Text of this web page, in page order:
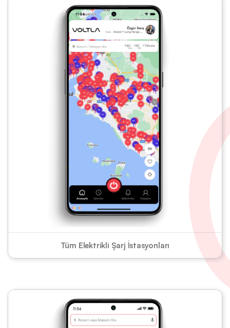
Tüm Elektrikli Şarj İstasyonları